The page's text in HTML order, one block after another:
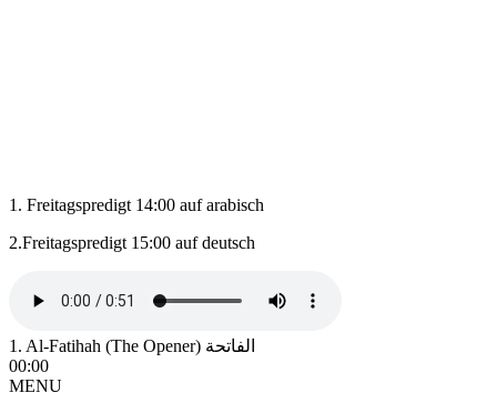
1. Freitagspredigt 14:00 auf arabisch
2.Freitagspredigt 15:00 auf deutsch
1. Al-Fatihah (The Opener) الفاتحة
00:00
MENU